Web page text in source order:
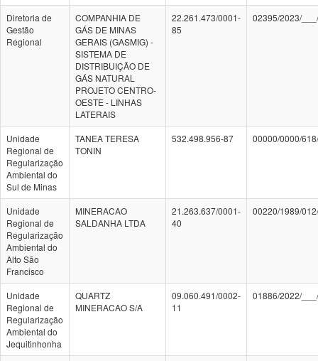
Diretoria de
Gestão
Regional
COMPANHIA DE
GÁS DE MINAS
GERAIS (GASMIG) -
SISTEMA DE
DISTRIBUIÇÃO DE
GÁS NATURAL
PROJETO CENTRO-
OESTE - LINHAS
LATERAIS
22.261.473/0001-
85
02395/2023/
Unidade
Regional de
Regularização
Ambiental do
Sul de Minas
TANEA TERESA
TONIN
532.498.956-87 00000/0000/
Unidade
Regional de
Regularização
Ambiental do
Alto São
Francisco
MINERACAO
SALDANHA LTDA
21.263.637/0001-
40
00220/1989/
Unidade
Regional de
Regularização
Ambiental do
Jequitinhonha
QUARTZ
MINERACAO S/A
09.060.491/0002-
11
01886/2022/